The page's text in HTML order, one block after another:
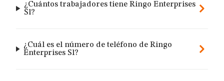
¿Cuántos trabajadores tiene Ringo Enterprises
Sl?
¿Cuál es el número de teléfono de Ringo
Enterprises Sl?